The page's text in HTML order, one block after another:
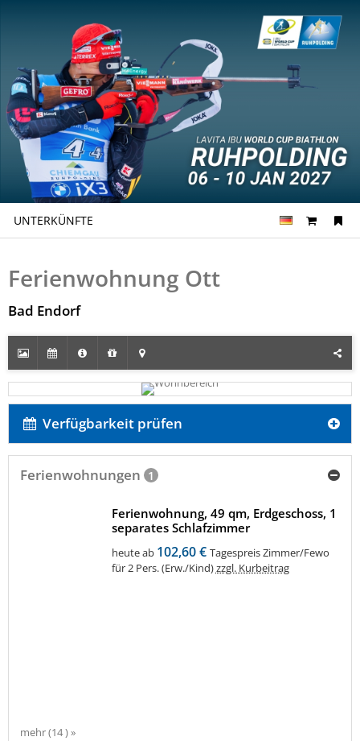
UNTERKÜNFTE
Ferienwohnung Ott
Bad Endorf
Verfügbarkeit prüfen
Ferienwohnungen 1
mehr (14 ) »
Ferienwohnung, 49 qm, Erdgeschoss, 1
separates Schlafzimmer
heute ab 102,60 € Tagespreis Zimmer/Fewo
für 2 Pers. (Erw./Kind)zzgl. Kurbeitrag